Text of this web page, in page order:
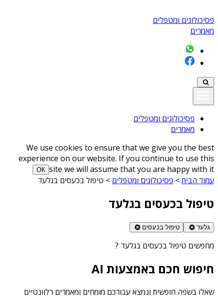
פסיכולוגים ומטפלים
מאמרים
פסיכולוגים ומטפלים
מאמרים
We use cookies to ensure that we give you the best
experience on our website. If you continue to use this
site we will assume that you are happy with it
ОК
עמוד הבית> פסיכולוגים ומטפלים > טיפול בכעסים בגלעד
טיפול בכעסים בגלעד
גלעד טיפול בכעסים
מחפשים טיפול בכעסים בגלעד ?
חיפוש חכם באמצעות AI
שאלו בשפה חופשית ונמצא עבורכם מומחים ומאמרים רלוונטיים